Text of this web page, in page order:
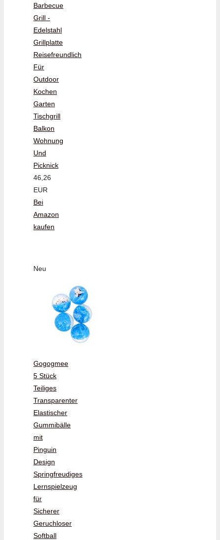
Barbecue
Grill -
Edelstahl
Grillplatte
Reisefreundlich
Für
Outdoor
Kochen
Garten
Tischgrill
Balkon
Wohnung
Und
Picknick
46,26
EUR
Bei
Amazon
kaufen
Neu
Gogogmee
5 Stück
Teiliges
Transparenter
Elastischer
Gummibälle
mit
Pinguin
Design
Springfreudiges
Lernspielzeug
für
Sicherer
Geruchloser
Softball